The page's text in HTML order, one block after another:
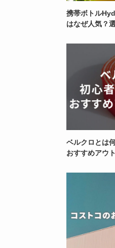
携帯ボトル
はなぜ人気？
ベルクロとは
おすすめアウ